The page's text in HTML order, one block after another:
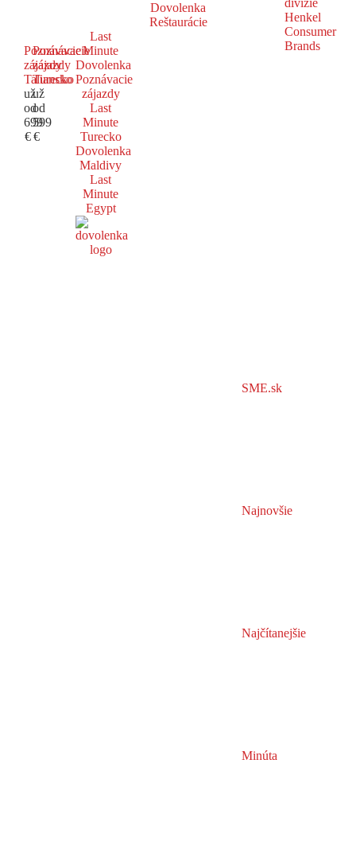
Dovolenka
Reštaurácie
Poznávacie
zájazdy
Taliansko
už
od
699
€
Poznávacie
zájazdy
Turecko
už
od
599
€
Last
Minute
Dovolenka
Poznávacie
zájazdy
Last
Minute
Turecko
Dovolenka
Maldivy
Last
Minute
Egypt
SME.sk
Najnovšie
Najčítanejšie
Minúta